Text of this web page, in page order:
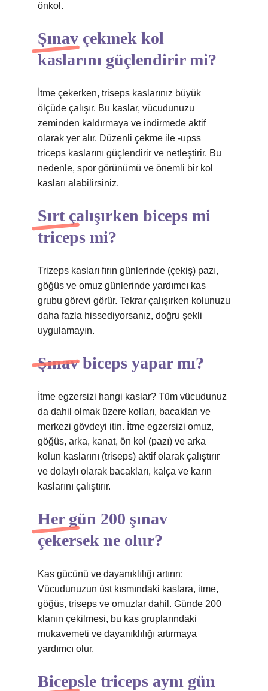
önkol.
Şınav çekmek kol
kaslarını güçlendirir mi?
İtme çekerken, triseps kaslarınız büyük
ölçüde çalışır. Bu kaslar, vücudunuzu
zeminden kaldırmaya ve indirmede aktif
olarak yer alır. Düzenli çekme ile -upss
triceps kaslarını güçlendirir ve netleştirir. Bu
nedenle, spor görünümü ve önemli bir kol
kasları alabilirsiniz.
Sırt çalışırken biceps mi
triceps mi?
Trizeps kasları fırın günlerinde (çekiş) pazı,
göğüs ve omuz günlerinde yardımcı kas
grubu görevi görür. Tekrar çalışırken kolunuzu
daha fazla hissediyorsanız, doğru şekli
uygulamayın.
Şınav biceps yapar mı?
İtme egzersizi hangi kaslar? Tüm vücudunuz
da dahil olmak üzere kolları, bacakları ve
merkezi gövdeyi itin. İtme egzersizi omuz,
göğüs, arka, kanat, ön kol (pazı) ve arka
kolun kaslarını (triseps) aktif olarak çalıştırır
ve dolaylı olarak bacakları, kalça ve karın
kaslarını çalıştırır.
Her gün 200 şınav
çekersek ne olur?
Kas gücünü ve dayanıklılığı artırın:
Vücudunuzun üst kısmındaki kaslara, itme,
göğüs, triseps ve omuzlar dahil. Günde 200
klanın çekilmesi, bu kas gruplarındaki
mukavemeti ve dayanıklılığı artırmaya
yardımcı olur.
Bicepsle triceps aynı gün